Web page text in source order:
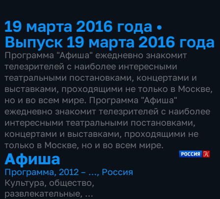
19 марта 2016 года •
Выпуск 19 марта 2016 года
Программа "Афиша" ежедневно знакомит
телезрителей с наиболее интересными
театральными постановками, концертами и
выставками, проходящими не только в Москве,
но и во всем мире. Программа "Афиша"
ежедневно знакомит телезрителей с наиболее
интересными театральными постановками,
концертами и выставками, проходящими не
только в Москве, но и во всем мире.
Афиша
Программа,2012 – …, Россия
Культура, общество,
развлекательные,